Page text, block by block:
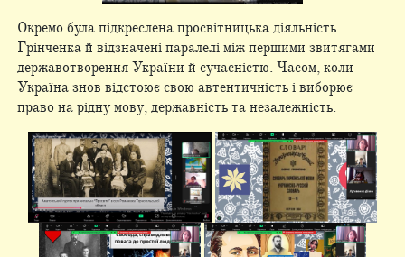
Окремо була підкреслена просвітницька діяльність
Грінченка й відзначені паралелі між першими звитягами
державотворення України й сучасністю. Часом, коли
Україна знов відстоює свою автентичність і виборює
право на рідну мову, державність та незалежність.